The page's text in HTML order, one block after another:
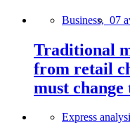
Business, 07
Traditional
from retail
must
Express